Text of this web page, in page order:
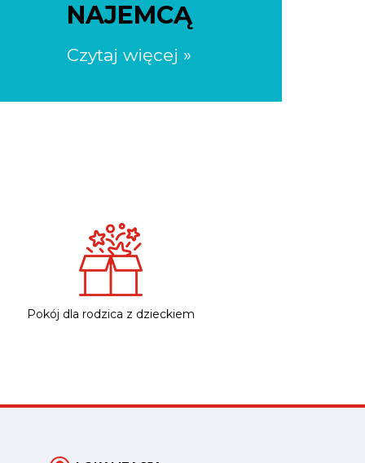
NAJEMCĄ
Czytaj więcej »
Pokój dla rodzica z dzieckiem